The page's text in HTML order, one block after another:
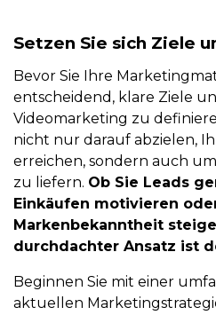
Setzen Sie sich Ziele
Bevor Sie Ihre
entscheidend, klare Ziele
Videomarketing zu
nicht nur darauf abzielen,
erreichen, sondern auch
zu liefern. Ob Sie Leads
Einkäufen motivieren
Markenbekanntheit
durchdachter Ansatz ist
Beginnen Sie mit einer
aktuellen